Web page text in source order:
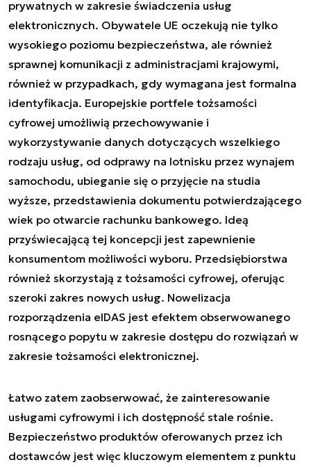
prywatnych w zakresie świadczenia usług
elektronicznych. Obywatele UE oczekują nie tylko
wysokiego poziomu bezpieczeństwa, ale również
sprawnej komunikacji z administracjami krajowymi,
również w przypadkach, gdy wymagana jest formalna
identyfikacja. Europejskie portfele tożsamości
cyfrowej umożliwią przechowywanie i
wykorzystywanie danych dotyczących wszelkiego
rodzaju usług, od odprawy na lotnisku przez wynajem
samochodu, ubieganie się o przyjęcie na studia
wyższe, przedstawienia dokumentu potwierdzającego
wiek po otwarcie rachunku bankowego. Ideą
przyświecającą tej koncepcji jest zapewnienie
konsumentom możliwości wyboru. Przedsiębiorstwa
również skorzystają z tożsamości cyfrowej, oferując
szeroki zakres nowych usług. Nowelizacja
rozporządzenia eIDAS jest efektem obserwowanego
rosnącego popytu w zakresie dostępu do rozwiązań w
zakresie tożsamości elektronicznej.
Łatwo zatem zaobserwować, że zainteresowanie
usługami cyfrowymi i ich dostępność stale rośnie.
Bezpieczeństwo produktów oferowanych przez ich
dostawców jest więc kluczowym elementem z punktu